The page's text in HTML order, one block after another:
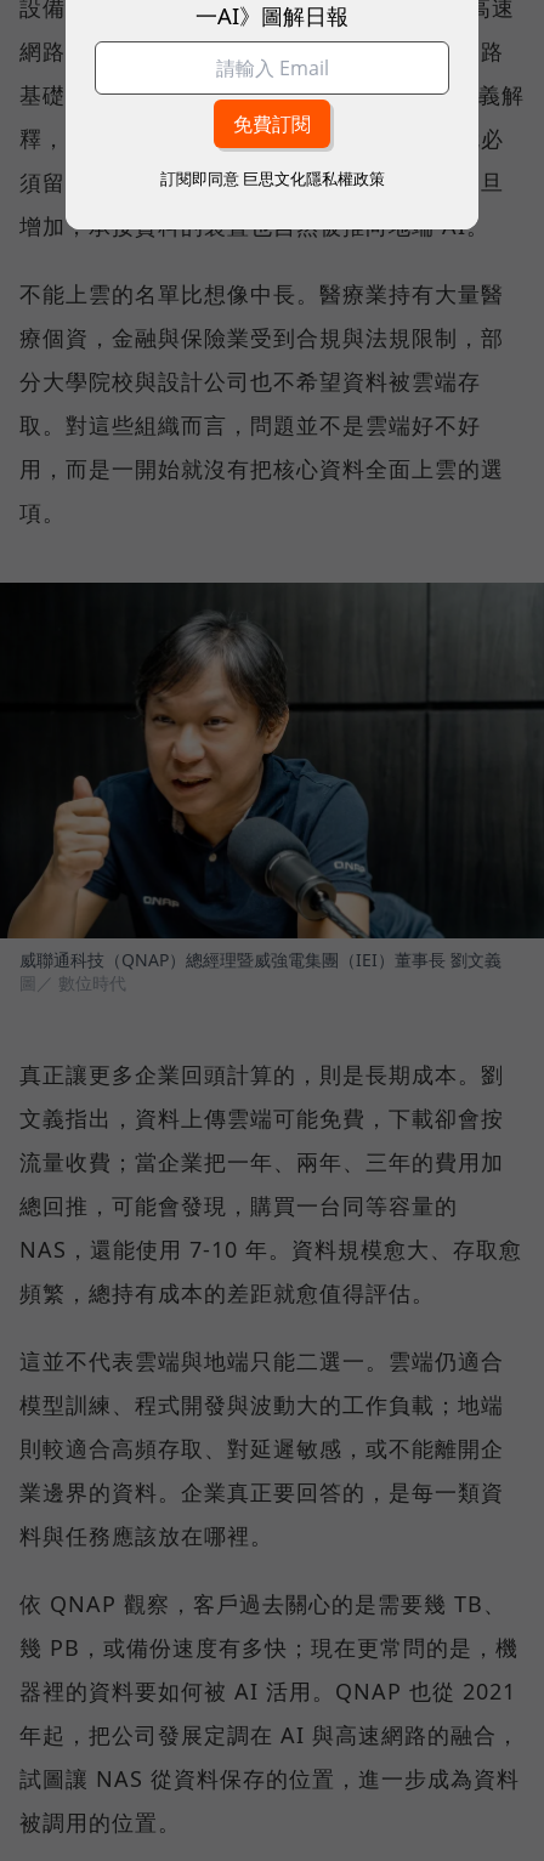
設備（NAS），並擴展至 25GbE、100GbE 高速
網路交換器產品線，提供完整的儲存與高速網路
基礎架構。威聯通科技（QNAP）總經理劉文義解
釋，當資料因合規要求或敏感度不能上雲，就必
須留在靠近使用者與應用的地方；運算需求一旦
增加，承接資料的裝置也自然被推向地端 AI。
不能上雲的名單比想像中長。醫療業持有大量醫
療個資，金融與保險業受到合規與法規限制，部
分大學院校與設計公司也不希望資料被雲端存
取。對這些組織而言，問題並不是雲端好不好
用，而是一開始就沒有把核心資料全面上雲的選
項。
威聯通科技（QNAP）總經理暨威強電集團（IEI）董事長 劉文義
圖／ 數位時代
真正讓更多企業回頭計算的，則是長期成本。劉
文義指出，資料上傳雲端可能免費，下載卻會按
流量收費；當企業把一年、兩年、三年的費用加
總回推，可能會發現，購買一台同等容量的
NAS，還能使用 7-10 年。資料規模愈大、存取愈
頻繁，總持有成本的差距就愈值得評估。
這並不代表雲端與地端只能二選一。雲端仍適合
模型訓練、程式開發與波動大的工作負載；地端
則較適合高頻存取、對延遲敏感，或不能離開企
業邊界的資料。企業真正要回答的，是每一類資
料與任務應該放在哪裡。
依 QNAP 觀察，客戶過去關心的是需要幾 TB、
幾 PB，或備份速度有多快；現在更常問的是，機
器裡的資料要如何被 AI 活用。QNAP 也從 2021
年起，把公司發展定調在 AI 與高速網路的融合，
試圖讓 NAS 從資料保存的位置，進一步成為資料
被調用的位置。
一AI》圖解日報
訂閱即同意 巨思文化隱私權政策